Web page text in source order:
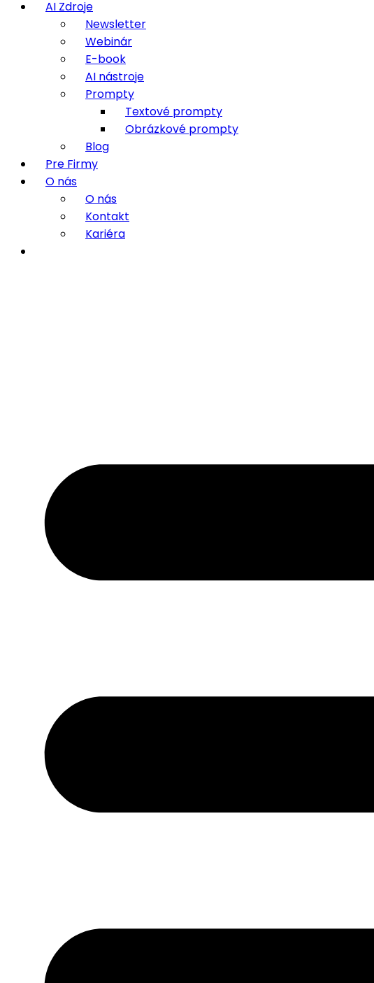
AI Zdroje
Newsletter
Webinár
E-book
AI nástroje
Prompty
Textové prompty
Obrázkové prompty
Blog
Pre Firmy
O nás
O nás
Kontakt
Kariéra